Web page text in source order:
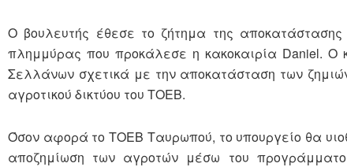
Ο βουλευτής έθεσε το ζήτημα της
πλημμύρας που προκάλεσε η κακοκαιρία Daniel.
Σελλάνων σχετικά με την αποκατάσταση των
αγροτικού δικτύου του ΤΟΕΒ.
Όσον αφορά το ΤΟΕΒ Ταυρωπού, το υπουργείο θα
αποζημίωση των αγροτών μέσω του